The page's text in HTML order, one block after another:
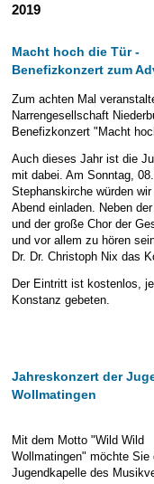
Formulare
Jugendkapelle
Newsletter
E-Mail Strato
HiDrive Strato
Jahr 2000 - 2004
Jahr 2010 - 2014
Jahr 2015 - 2019
Jahr 2020 bis
Geschichte
Stammorchester
Jugendausbildung
Chronik
Vorstände
Dirigenten
2019
Macht hoch die Tür -
Benefizkonzert zum
Zum achten Mal
Narrengesellschaft
Benefizkonzert "Macht
Auch dieses Jahr ist die
mit dabei. Am Sonntag,
Stephanskirche würden
Abend einladen. Neben
und der große Chor der
und vor allem zu hören
Dr. Dr. Christoph Nix das
Der Eintritt ist kostenlos,
Konstanz gebeten.
Jahreskonzert der
Wollmatingen
Mit dem Motto "Wild Wild
Wollmatingen" möchte Sie
Jugendkapelle des